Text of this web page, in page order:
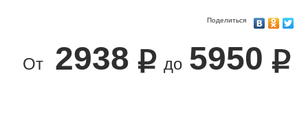
Поделиться
От 2938 до 5950